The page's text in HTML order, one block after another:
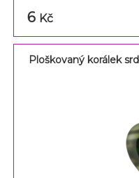
6 Kč
Ploškovaný korálek